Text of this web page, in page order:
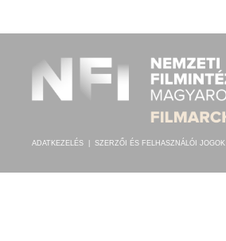
ADATKEZELÉS SZERZŐI ÉS FELHASZNÁLÓI JOGOK